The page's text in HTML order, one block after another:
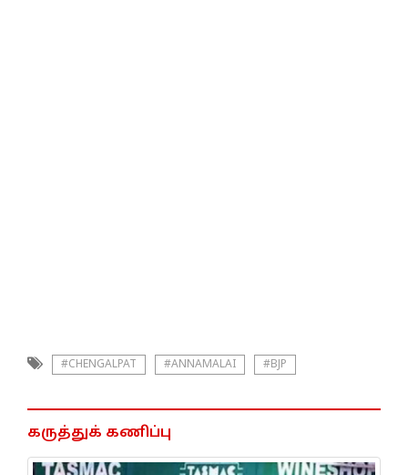
#CHENGALPAT #ANNAMALAI #BJP
கருத்துக் கணிப்பு